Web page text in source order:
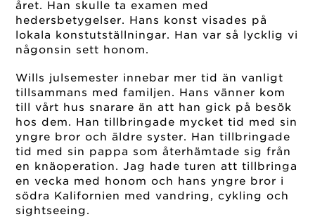
året. Han skulle ta examen med
hedersbetygelser. Hans konst visades på
lokala konstutställningar. Han var så lycklig vi
någonsin sett honom.
Wills julsemester innebar mer tid än vanligt
tillsammans med familjen. Hans vänner kom
till vårt hus snarare än att han gick på besök
hos dem. Han tillbringade mycket tid med sin
yngre bror och äldre syster. Han tillbringade
tid med sin pappa som återhämtade sig från
en knäoperation. Jag hade turen att tillbringa
en vecka med honom och hans yngre bror i
södra Kalifornien med vandring, cykling och
sightseeing.